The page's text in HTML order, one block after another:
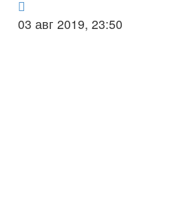
03 авг 2019, 23:50